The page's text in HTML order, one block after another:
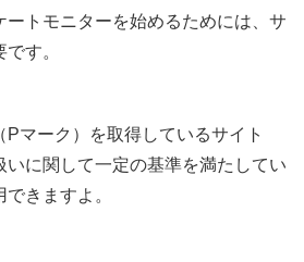
ートモニターを始めるためには、サ
す。
マーク）を取得しているサイト
いに関して一定の基準を満たしてい
きますよ。